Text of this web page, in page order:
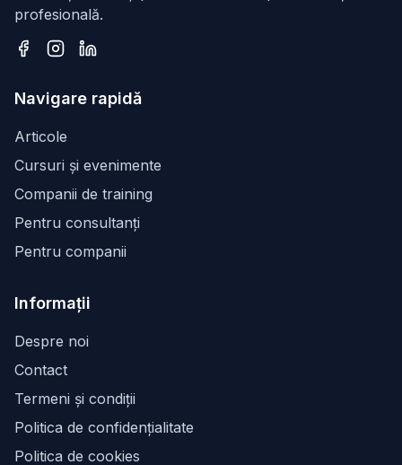
profesională.
Navigare rapidă
Articole
Cursuri și evenimente
Companii de training
Pentru consultanți
Pentru companii
Informații
Despre noi
Contact
Termeni și condiții
Politica de confidențialitate
Politica de cookies